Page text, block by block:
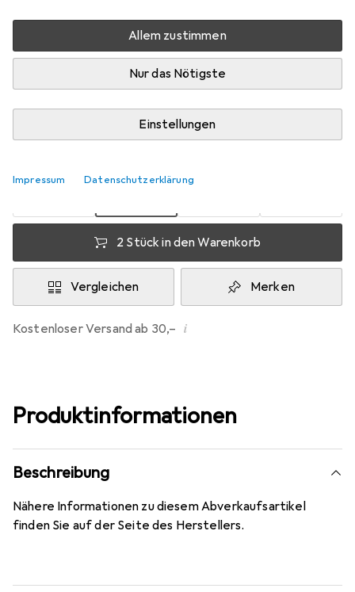
Allem zustimmen
Nur das Nötigste
Einstellungen
Impressum Datenschutzerklärung
Zwischen Mi, 19.8. und Fr, 21.8. geliefert
Mehr als 10 Stück an Lager beim Lieferanten
Benachrichtigen, wenn schneller verfügbar
Lieferort angeben für genaue Lieferzeit
pro Stück
pro Stück
pro Stück
2 Stück in den Warenkorb
Vergleichen Merken
Kostenloser Versand ab 30,– i
Produktinformationen
Beschreibung
Nähere Informationen zu diesem Abverkaufsartikel
finden Sie auf der Seite des Herstellers.